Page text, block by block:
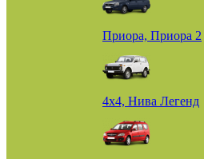
Приора, Приора 2
4х4, Нива Легенд